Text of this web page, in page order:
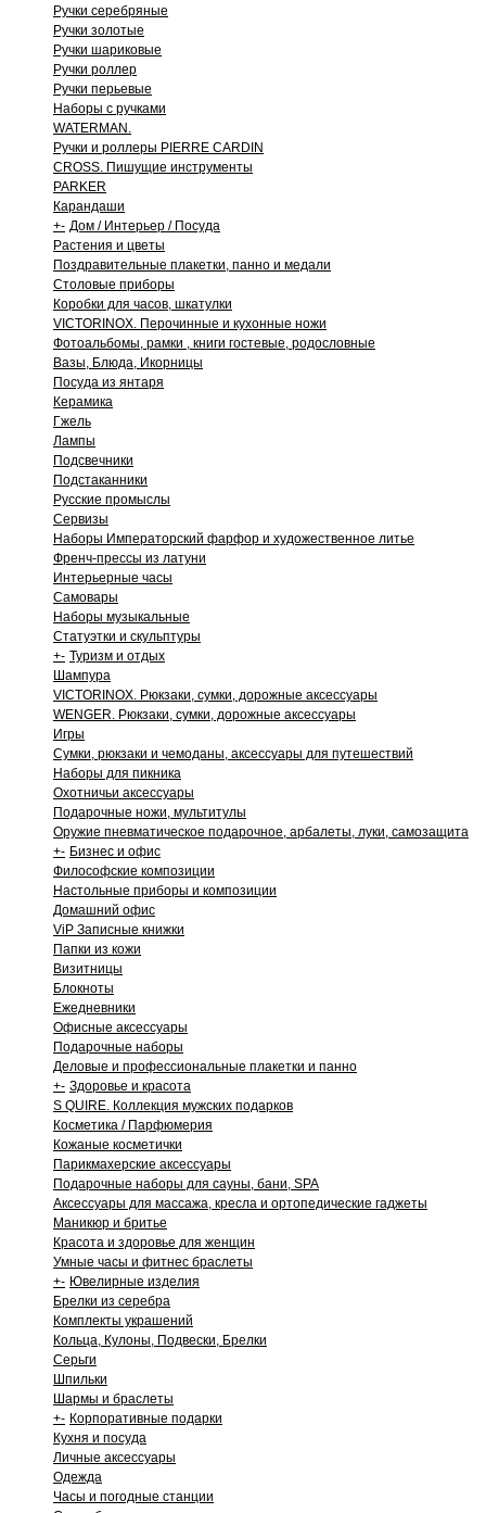
Ручки серебряные
Ручки золотые
Ручки шариковые
Ручки роллер
Ручки перьевые
Наборы с ручками
WATERMAN.
Ручки и роллеры PIERRE CARDIN
CROSS. Пишущие инструменты
PARKER
Карандаши
+- Дом / Интерьер / Посуда
Растения и цветы
Поздравительные плакетки, панно и медали
Столовые приборы
Коробки для часов, шкатулки
VICTORINOX. Перочинные и кухонные ножи
Фотоальбомы, рамки , книги гостевые, родословные
Вазы, Блюда, Икорницы
Посуда из янтаря
Керамика
Гжель
Лампы
Подсвечники
Подстаканники
Русские промыслы
Сервизы
Наборы Императорский фарфор и художественное литье
Френч-прессы из латуни
Интерьерные часы
Самовары
Наборы музыкальные
Статуэтки и скульптуры
+- Туризм и отдых
Шампура
VICTORINOX. Рюкзаки, сумки, дорожные аксессуары
WENGER. Рюкзаки, сумки, дорожные аксессуары
Игры
Сумки, рюкзаки и чемоданы, аксессуары для путешествий
Наборы для пикника
Охотничьи аксессуары
Подарочные ножи, мультитулы
Оружие пневматическое подарочное, арбалеты, луки, самозащита
+- Бизнес и офис
Философские композиции
Настольные приборы и композиции
Домашний офис
ViP Записные книжки
Папки из кожи
Визитницы
Блокноты
Ежедневники
Офисные аксессуары
Подарочные наборы
Деловые и профессиональные плакетки и панно
+- Здоровье и красота
S QUIRE. Коллекция мужских подарков
Косметика / Парфюмерия
Кожаные косметички
Парикмахерские аксессуары
Подарочные наборы для сауны, бани, SPA
Аксессуары для массажа, кресла и ортопедические гаджеты
Маникюр и бритье
Красота и здоровье для женщин
Умные часы и фитнес браслеты
+- Ювелирные изделия
Брелки из серебра
Комплекты украшений
Кольца, Кулоны, Подвески, Брелки
Серьги
Шпильки
Шармы и браслеты
+- Корпоративные подарки
Кухня и посуда
Личные аксессуары
Одежда
Часы и погодные станции